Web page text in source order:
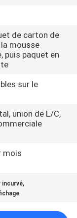
de carton de
mousse
puis paquet en
sur le
union de L/C,
mois
incurvé,